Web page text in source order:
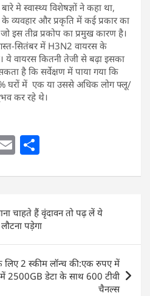
मे स्वास्थ्य विशेषज्ञों ने कहा था,
और प्रकृति में कई प्रकार का
इस तीव्र प्रकोप का प्रमुख कारण है।
सितंबर में H3N2 वायरस के
ये वायरस कितनी तेजी से बढ़ा इसका
है कि सर्वेक्षण में पाया गया कि
घरों में एक या उससे अधिक लोग फ्लू/
कर रहे थे।
E
ai
l
ar
e
चाहते हैं वृंदावन तो पढ़ लें ये
पड़ेगा
2 स्कीम लॉन्च की:एक रुपए में
2500GB डेटा के साथ 600 टीवी
चैनल्स